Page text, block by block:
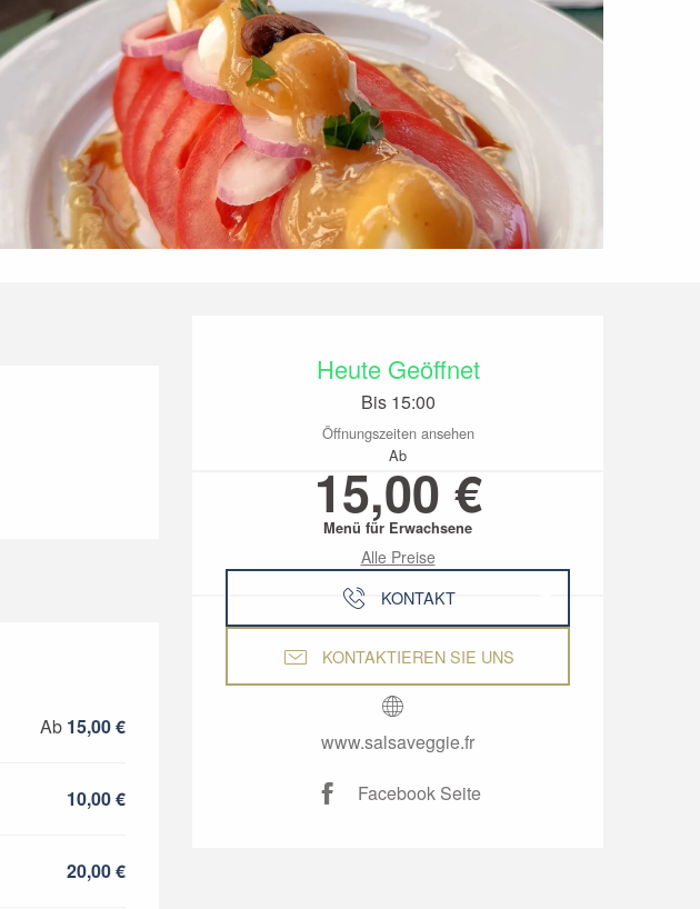
Heute Geöffnet
Bis 15:00
Öffnungszeiten ansehen
Ab
15,00 €
Menü für Erwachsene
Alle Preise
KONTAKT
KONTAKTIEREN SIE UNS
www.salsaveggie.fr
Facebook Seite
Ab 15,00 €
10,00 €
20,00 €